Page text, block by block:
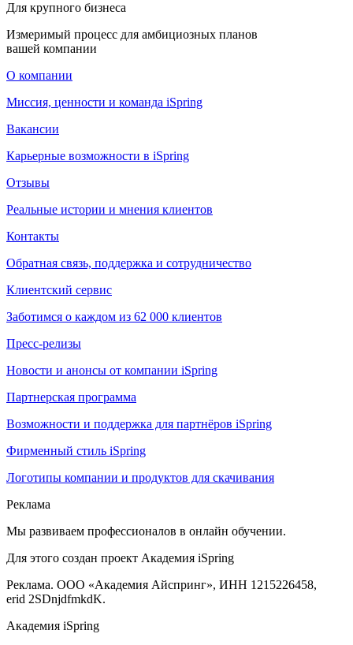
Для крупного бизнеса
Измеримый процесс для амбициозных планов
вашей компании
О компании
Миссия, ценности и команда iSpring
Вакансии
Карьерные возможности в iSpring
Отзывы
Реальные истории и мнения клиентов
Контакты
Обратная связь, поддержка и сотрудничество
Клиентский сервис
Заботимся о каждом из 62 000 клиентов
Пресс-релизы
Новости и анонсы от компании iSpring
Партнерская программа
Возможности и поддержка для партнёров iSpring
Фирменный стиль iSpring
Логотипы компании и продуктов для скачивания
Реклама
Мы развиваем профессионалов в онлайн обучении.
Для этого создан проект Академия iSpring
Реклама. ООО «Академия Айспринг», ИНН 1215226458,
erid 2SDnjdfmkdK.
Академия iSpring